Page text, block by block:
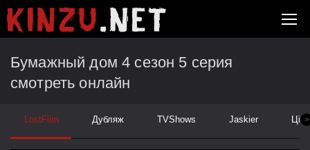
Бумажный дом 4 сезон 5 серия
смотреть онлайн
>
LostFilm Дубляж TVShows Jaskier